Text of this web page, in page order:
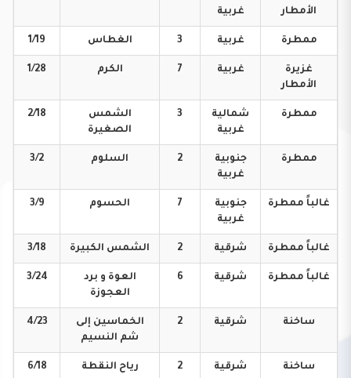
الأمطار
غربية
ممطرة غربية 3 الغطاس 1/19
غزيرة
الأمطار
غربية 7 الكرم 1/28
ممطرة
شمالية
غربية
3
الشمس
الصغيرة
2/18
ممطرة
جنوبية
غربية
2 السلوم 3/2
غالباً ممطرة
جنوبية
غربية
7 الحسوم 3/9
غالباً ممطرة شرقية 2 الشمس الكبيرة 3/18
غالباً ممطرة شرقية 6
العوة و برد
العجوزة
3/24
ساخنة شرقية 2
الخماسين إلى
شم النسيم
4/23
ساخنة شرقية 2 رياح النقطة 6/18